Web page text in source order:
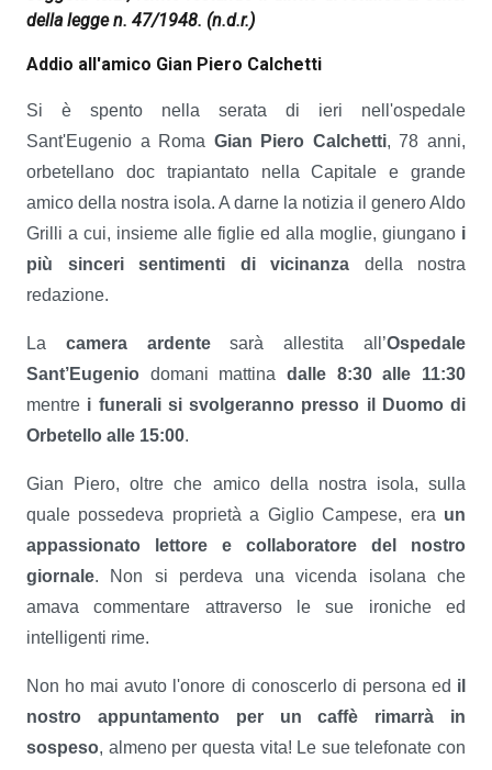
della legge n. 47/1948. (n.d.r.)
Addio all'amico Gian Piero Calchetti
Si è spento nella serata di ieri nell'ospedale
Sant'Eugenio a Roma Gian Piero Calchetti, 78 anni,
orbetellano doc trapiantato nella Capitale e grande
amico della nostra isola. A darne la notizia il genero Aldo
Grilli a cui, insieme alle figlie ed alla moglie, giungano i
più sinceri sentimenti di vicinanza della nostra
redazione.
La camera ardentesarà allestita all’Ospedale
Sant’Eugenio domani mattina dalle 8:30 alle 11:30
mentre i funerali si svolgeranno presso il Duomo di
Orbetello alle 15:00.
Gian Piero, oltre che amico della nostra isola, sulla
quale possedeva proprietà a Giglio Campese, era un
appassionato lettore e collaboratore del nostro
giornale. Non si perdeva una vicenda isolana che
amava commentare attraverso le sue ironiche ed
intelligenti rime.
Non ho mai avuto l'onore di conoscerlo di persona ed il
nostro appuntamento per un caffè rimarrà in
sospeso, almeno per questa vita! Le sue telefonate con